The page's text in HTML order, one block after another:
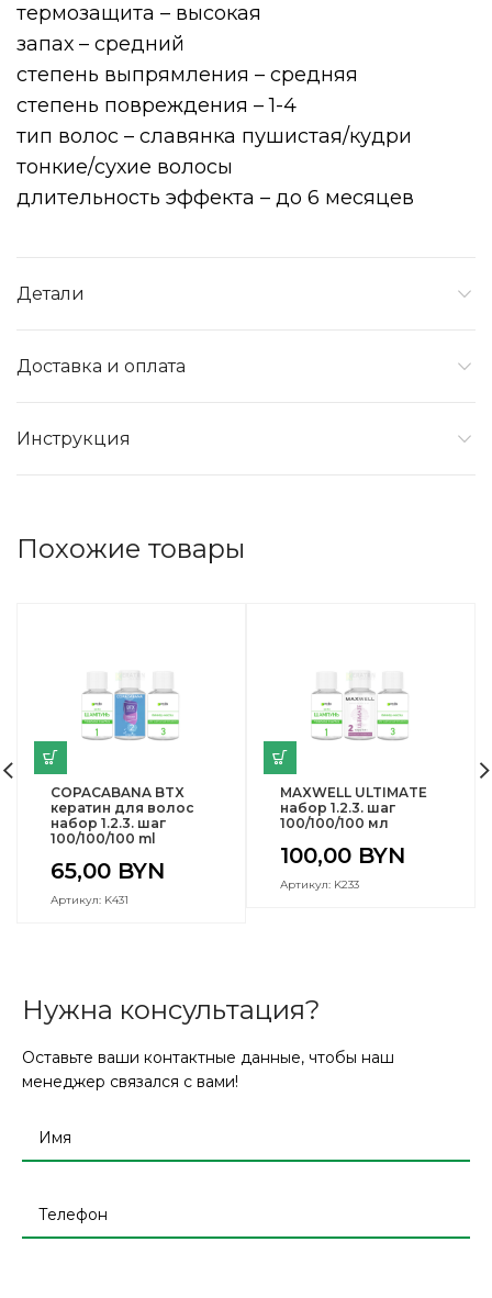
термозащита – высокая
запах – cредний
степень выпрямления – средняя
степень повреждения – 1-4
тип волос – славянка пушистая/кудри
тонкие/сухие волосы
длительность эффекта – до 6 месяцев
Детали
Доставка и оплата
Инструкция
Похожие товары
COPACABANA BTX
кератин для волос
набор 1.2.3. шаг
100/100/100 ml
65,00 BYN
Артикул: K431
MAXWELL ULTIMATE
набор 1.2.3. шаг
100/100/100 мл
100,00 BYN
Артикул: K233
Нужна консультация?
Оставьте ваши контактные данные, чтобы наш
менеджер связался с вами!